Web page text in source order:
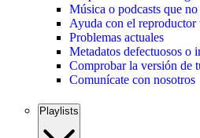
Música o podcasts que no
Ayuda con el
Problemas actuales
Metadatos defectuosos o
Comprobar la versión de
Comunícate con nosotros
Playlists